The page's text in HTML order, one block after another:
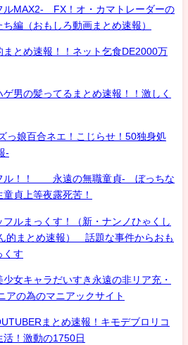
ルMAX2- FX！オ・カマトレーダーの
編（おもしろ動画まとめ速報）
まとめ速報！！ネット乞食DE2000万
男の髪ってるまとめ速報！！激しく
っ娘百合ネエ！こじらせ！50独身処
-
ル！！ 永遠の無職童貞- ぼっちな
貞上等夜露死苦！
ルまっくす！（新・ナンノひゃくし
的まとめ速報） 話題な事件からおも
くす
女キャラだいすき永遠の非リア充・
アの為のマニアックサイト
まとめ速報！キモデブロリコ
！激動の1750日